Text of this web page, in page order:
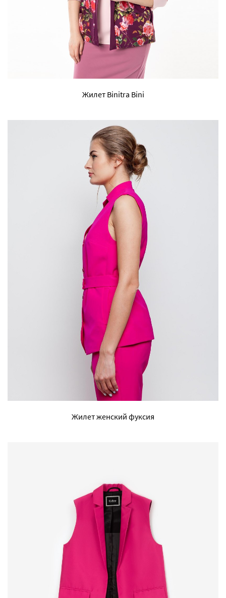
Жилет Binitra Bini
Жилет женский фуксия